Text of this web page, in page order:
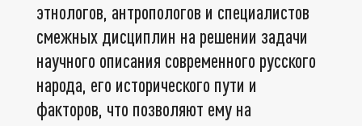
этнологов, антропологов и специалистов
смежных дисциплин на решении задачи
научного описания современного русского
народа, его исторического пути и
факторов, что позволяют ему на